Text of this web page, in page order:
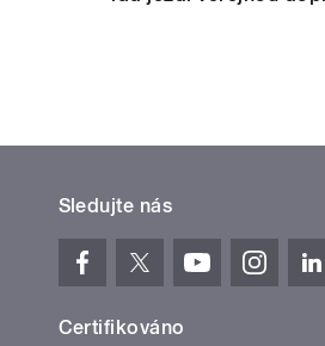
Sledujte nás
Certifikováno